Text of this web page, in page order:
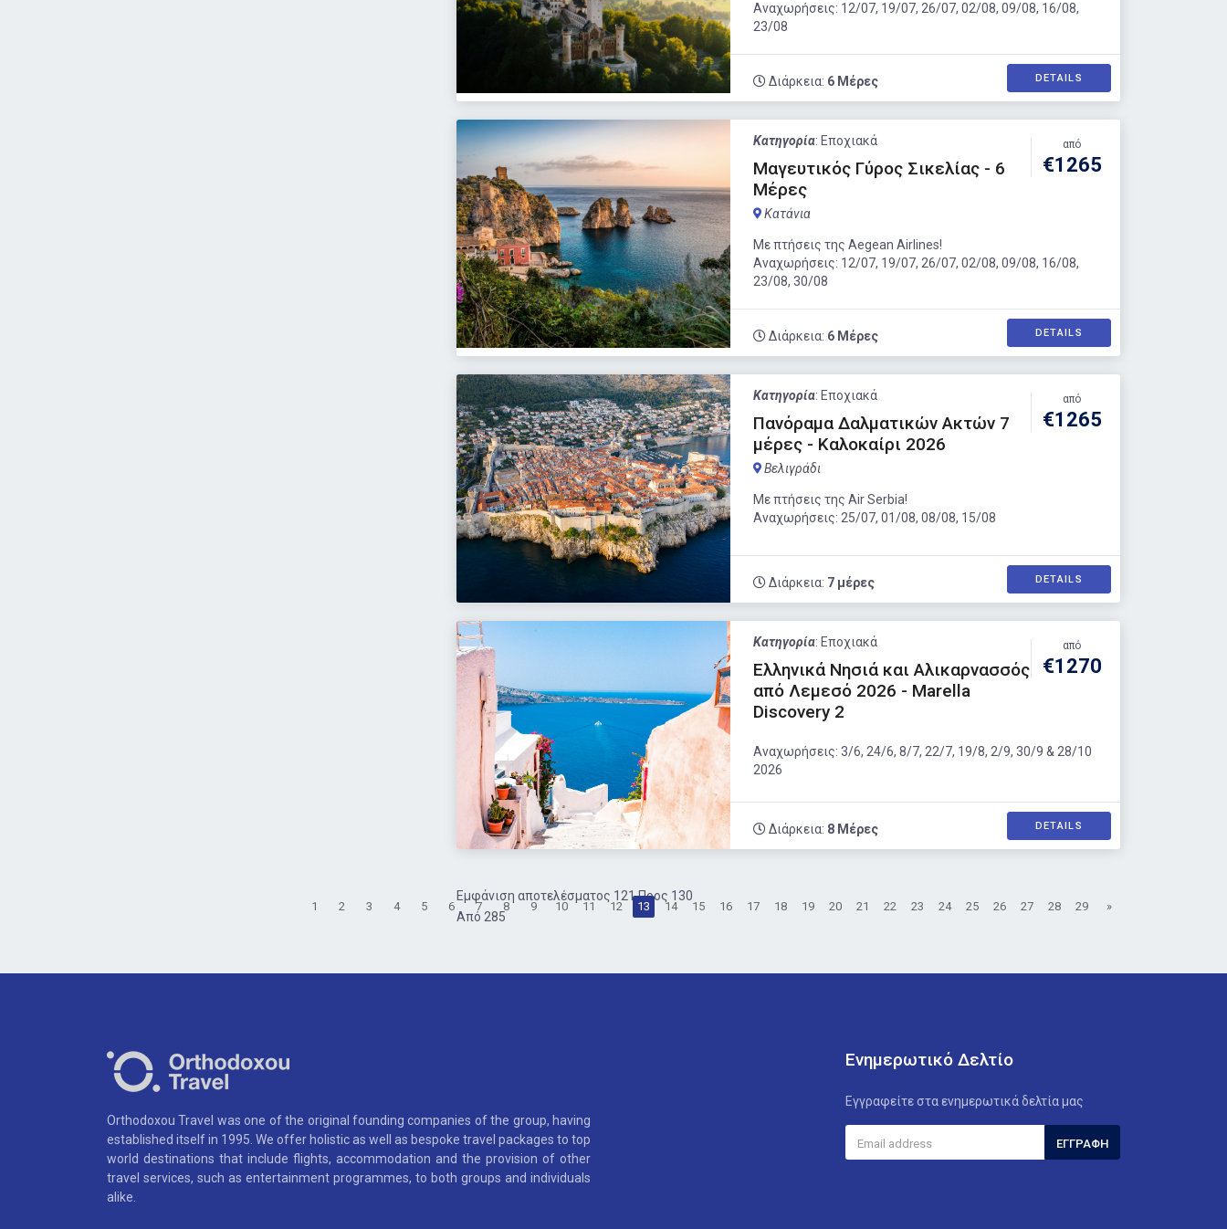
Αναχωρήσεις: 12/07, 19/07, 26/07, 02/08, 09/08, 16/08,
23/08
Διάρκεια: 6 Μέρες DETAILS
Κατηγορία: Εποχιακά
Μαγευτικός Γύρος Σικελίας - 6
Μέρες
Κατάνια
από
€1265
Με πτήσεις της Aegean Airlines!
Αναχωρήσεις: 12/07, 19/07, 26/07, 02/08, 09/08, 16/08,
23/08, 30/08
Διάρκεια: 6 Μέρες DETAILS
Κατηγορία: Εποχιακά
Πανόραμα Δαλματικών Ακτών 7
μέρες - Καλοκαίρι 2026
Βελιγράδι
από
€1265
Με πτήσεις της Air Serbia!
Αναχωρήσεις: 25/07, 01/08, 08/08, 15/08
Διάρκεια: 7 μέρες DETAILS
Κατηγορία: Εποχιακά
Ελληνικά Νησιά και Αλικαρνασσός
από Λεμεσό 2026 - Marella
Discovery 2
από
€1270
Αναχωρήσεις: 3/6, 24/6, 8/7, 22/7, 19/8, 2/9, 30/9 & 28/10
2026
Διάρκεια: 8 Μέρες DETAILS
Εμφάνιση αποτελέσματος 121 Προς 130
Από 285
1 2 3 4 5 6 7 8 9 10 11 12 13 14 15 16 17 18 19 20 21 22 23 24 25 26 27 28 29 »
Orthodoxou Travel was one of the original founding companies of the group, having
established itself in 1995. We offer holistic as well as bespoke travel packages to top
world destinations that include flights, accommodation and the provision of other
travel services, such as entertainment programmes, to both groups and individuals
alike.
Ενημερωτικό Δελτίο
Εγγραφείτε στα ενημερωτικά δελτία μας
ΕΓΓΡΑΦΉ